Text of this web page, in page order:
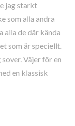
jag starkt
som alla andra
alla de där kända
som är speciellt.
Väjer för en
en klassisk